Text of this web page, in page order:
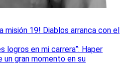
misión 19! Diablos arranca con el
logros en mi carrera”: Haper
un gran momento en su